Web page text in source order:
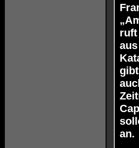
an.